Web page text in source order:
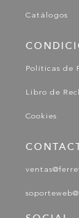
Catálogos
Políticas de
Libro de
Cookies